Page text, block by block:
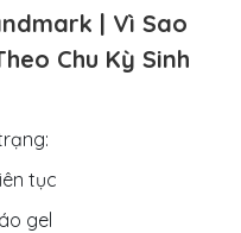
| Vì Sao
Chu Kỳ Sinh
tục
gel